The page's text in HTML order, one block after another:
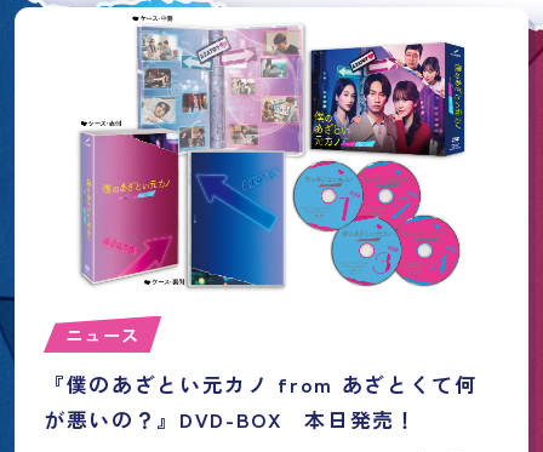
ニュース
『僕のあざとい元カノ from あざとくて何
が悪いの？』DVD-BOX 本日発売！